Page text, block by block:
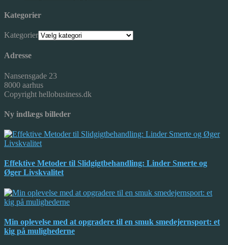
Kategorier
Kategorier
Adresse
Nansensgade 23
8000 aarhus
Copyright hellobusiness.dk
Ny indlægs billeder
Effektive Metoder til Slidgigtbehandling: Linder Smerte og
Øger Livskvalitet
Min oplevelse med at opgradere til en smuk smedejernsport: et
kig på mulighederne